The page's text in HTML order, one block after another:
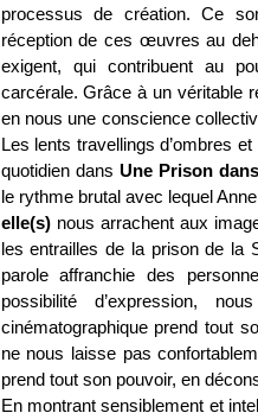
processus de création. Ce
réception de ces œuvres au
exigent, qui contribuent au
carcérale. Grâce à un véritable
en nous une conscience
Les lents travellings d’ombres
quotidien dans Une Prison
le rythme brutal avec lequel
elle(s)nous arrachent aux
les entrailles de la prison de la
parole affranchie des
possibilité d’expression,
cinématographique prend tout
ne nous laisse pas
prend tout son pouvoir, en
En montrant sensiblement et